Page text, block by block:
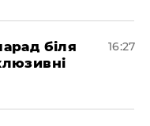
біля
16:27